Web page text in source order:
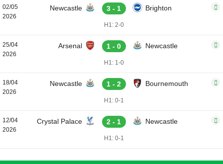
02/05
2026
Newcastle 3 - 1 Brighton
H1: 2-0
25/04
2026
Arsenal 1 - 0 Newcastle
H1: 1-0
18/04
2026
Newcastle 1 - 2 Bournemouth
H1: 0-1
12/04
2026
Crystal Palace 2 - 1 Newcastle
H1: 0-1